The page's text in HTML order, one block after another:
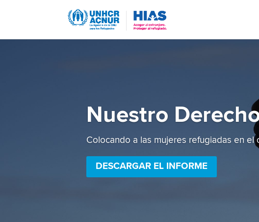
Nuestro
Colocando a las mujeres refugiadas en
DESCARGAR EL INFORME